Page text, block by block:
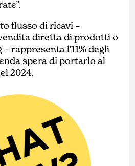
flusso di ricavi –
diretta di prodotti o
rappresenta l’11% degli
spera di portarlo al
2024.